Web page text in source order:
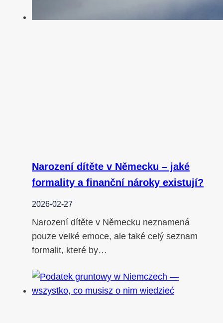
Narození dítěte v Německu – jaké
formality a finanční nároky existují?
2026-02-27
Narození dítěte v Německu neznamená
pouze velké emoce, ale také celý seznam
formalit, které by…